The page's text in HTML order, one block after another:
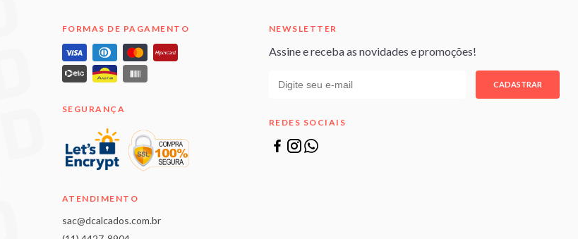
FORMAS DE PAGAMENTO
SEGURANÇA
ATENDIMENTO
sac@dcalcados.com.br
NEWSLETTER
Assine e receba as novidades e promoções!
CADASTRAR
REDES SOCIAIS